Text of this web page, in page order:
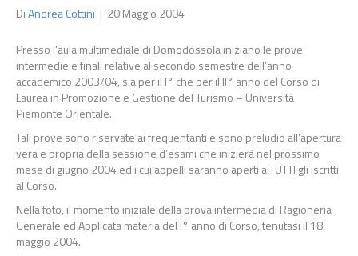
DiAndrea Cottini | 20 Maggio 2004
Presso l’aula multimediale di Domodossola iniziano le prove
intermedie e finali relative al secondo semestre dell’anno
accademico 2003/04, sia per il I° che per il II° anno del Corso di
Laurea in Promozione e Gestione del Turismo – Università
Piemonte Orientale.
Tali prove sono riservate ai frequentanti e sono preludio all’apertura
vera e propria della sessione d’esami che inizierà nel prossimo
mese di giugno 2004 ed i cui appelli saranno aperti a TUTTI gli iscritti
al Corso.
Nella foto, il momento iniziale della prova intermedia di Ragioneria
Generale ed Applicata materia del I° anno di Corso, tenutasi il 18
maggio 2004.